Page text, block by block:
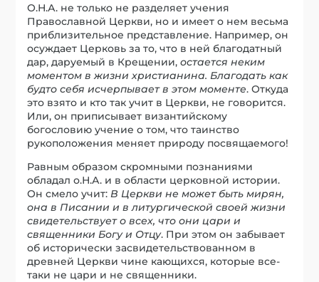
О.Н.А. не только не разделяет учения
Православной Церкви, но и имеет о нем весьма
приблизительное представление. Например, он
осуждает Церковь за то, что в ней благодатный
дар, даруемый в Крещении,остается неким
моментом в жизни христианина. Благодать как
будто себя исчерпывает в этом моменте. Откуда
это взято и кто так учит в Церкви, не говорится.
Или, он приписывает византийскому
богословию учение о том, что таинство
рукоположения меняет природу посвящаемого!
Равным образом скромными познаниями
обладал о.Н.А. и в области церковной истории.
Он смело учит:В Церкви не может быть мирян,
она в Писании и в литургической своей жизни
свидетельствует о всех, что они цари и
священники Богу и Отцу. При этом он забывает
об исторически засвидетельствованном в
древней Церкви чине кающихся, которые все-
таки не цари и не священники.